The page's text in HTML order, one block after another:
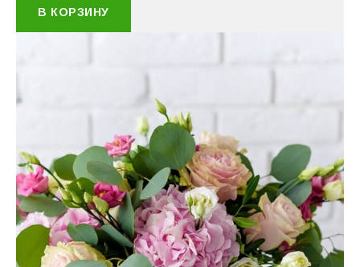
В КОРЗИНУ